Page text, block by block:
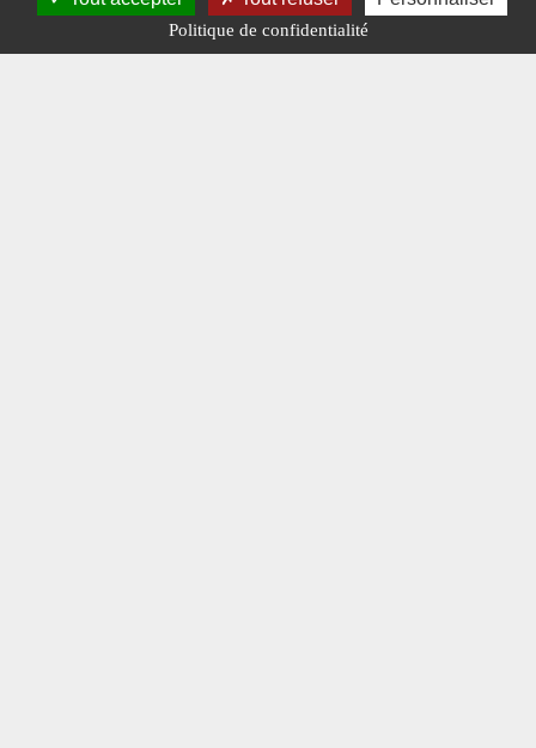
Politique de confidentialité